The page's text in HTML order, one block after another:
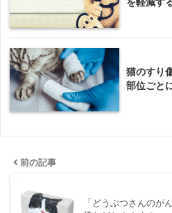
を軽減す
猫のすり
部位ごと
前の記事
「どうぶつさんのが